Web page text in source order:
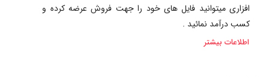
افزاری میتوانید فایل های خود را جهت فروش عرضه کرده و
کسب درآمد نمائید .
اطلاعات بیشتر